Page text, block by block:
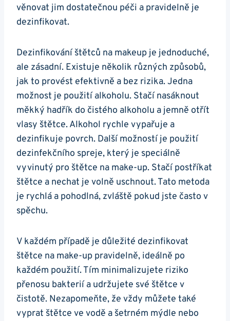
věnovat jim dostatečnou péči a pravidelně je
dezinfikovat.
Dezinfikování štětců na makeup je jednoduché,
ale zásadní. Existuje několik různých způsobů,
jak to provést efektivně a bez rizika. Jedna
možnost je použití alkoholu. Stačí nasáknout
měkký hadřík do čistého alkoholu a jemně otřít
vlasy štětce. Alkohol rychle vypařuje a
dezinfikuje povrch. Další možností je použití
dezinfekčního spreje, který je speciálně
vyvinutý pro štětce na make-up. Stačí postříkat
štětce a nechat je volně uschnout. Tato metoda
je rychlá a pohodlná, zvláště pokud jste často v
spěchu.
V každém případě je důležité dezinfikovat
štětce na make-up pravidelně, ideálně po
každém použití. Tím minimalizujete riziko
přenosu bakterií a udržujete své štětce v
čistotě. Nezapomeňte, že vždy můžete také
vyprat štětce ve vodě a šetrném mýdle nebo